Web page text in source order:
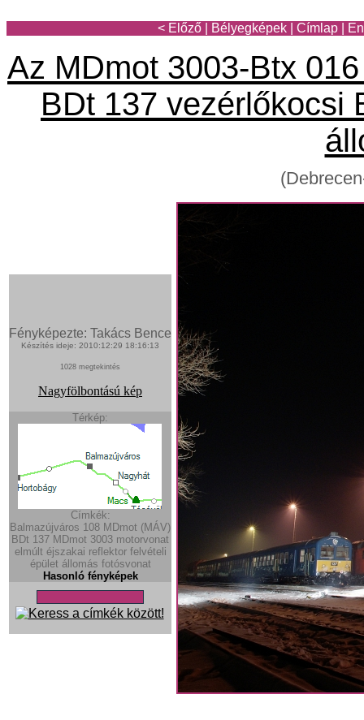
< Előző Bélyegképek Címlap
Az MDmot 3003-Btx
BDt 137 vezérlőkocsi
Fényképezte: Takács Bence
Készítés ideje: 2010:12:29 18:16:13
1028 megtekintés
Nagyfölbontású kép
Térkép:
Címkék:
Balmazújváros 108 MDmot (MÁV)
BDt 137 MDmot 3003 motorvonat
elmúlt éjszakai reflektor felvételi
épület állomás fotósvonat
Hasonló fényképek